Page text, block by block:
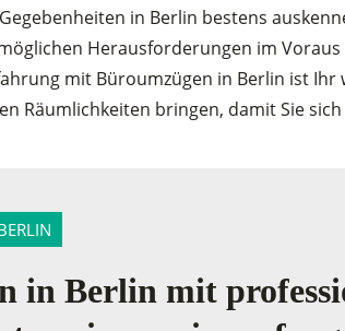
in Berlin bestens
Herausforderungen im
mit Büroumzügen in Berlin ist
Räumlichkeiten bringen, damit Sie
in Berlin mit